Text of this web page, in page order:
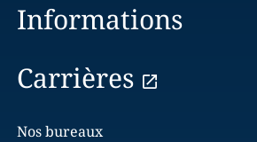
Informations
Carrières
Nos bureaux